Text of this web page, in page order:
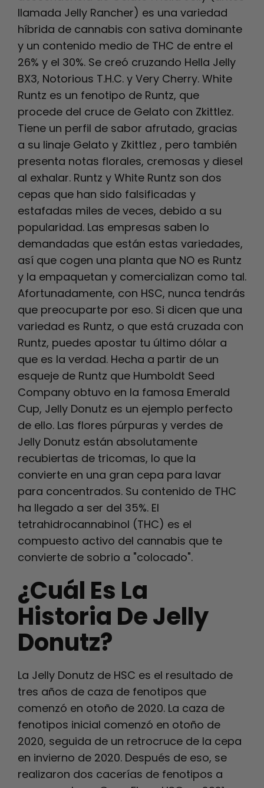
llamada Jelly Rancher) es una variedad
híbrida de cannabis con sativa dominante
y un contenido medio de THC de entre el
26% y el 30%. Se creó cruzando Hella Jelly
BX3, Notorious T.H.C. y Very Cherry. White
Runtz es un fenotipo de Runtz, que
procede del cruce de Gelato con Zkittlez.
Tiene un perfil de sabor afrutado, gracias
a su linaje Gelato y Zkittlez , pero también
presenta notas florales, cremosas y diesel
al exhalar. Runtz y White Runtz son dos
cepas que han sido falsificadas y
estafadas miles de veces, debido a su
popularidad. Las empresas saben lo
demandadas que están estas variedades,
así que cogen una planta que NO es Runtz
y la empaquetan y comercializan como tal.
Afortunadamente, con HSC, nunca tendrás
que preocuparte por eso. Si dicen que una
variedad es Runtz, o que está cruzada con
Runtz, puedes apostar tu último dólar a
que es la verdad. Hecha a partir de un
esqueje de Runtz que Humboldt Seed
Company obtuvo en la famosa Emerald
Cup, Jelly Donutz es un ejemplo perfecto
de ello. Las flores púrpuras y verdes de
Jelly Donutz están absolutamente
recubiertas de tricomas, lo que la
convierte en una gran cepa para lavar
para concentrados. Su contenido de THC
ha llegado a ser del 35%. El
tetrahidrocannabinol (THC) es el
compuesto activo del cannabis que te
convierte de sobrio a "colocado".
¿Cuál Es La
Historia De Jelly
Donutz?
La Jelly Donutz de HSC es el resultado de
tres años de caza de fenotipos que
comenzó en otoño de 2020. La caza de
fenotipos inicial comenzó en otoño de
2020, seguida de un retrocruce de la cepa
en invierno de 2020. Después de eso, se
realizaron dos cacerías de fenotipos a